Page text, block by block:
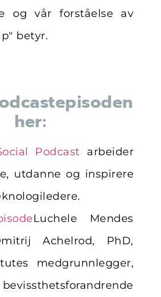
og vår forståelse av
betyr.
her:
Podcast arbeider
utdanne og inspirere
Luchele Mendes
Achelrod, PhD,
medgrunnlegger,